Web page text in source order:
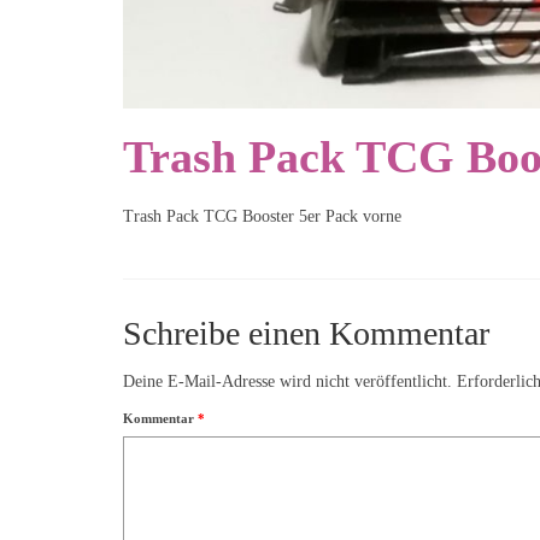
Trash Pack TCG
Trash Pack TCG Booster 5er Pack vorne
Schreibe einen Kommentar
Deine E-Mail-Adresse wird nicht veröffentlicht.
Kommentar *